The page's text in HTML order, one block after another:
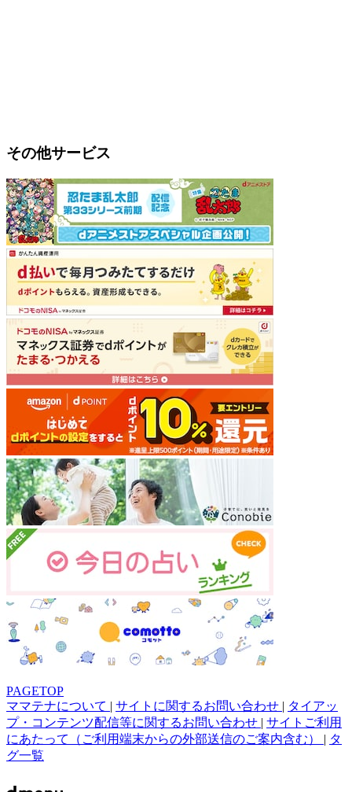
その他サービス
PAGETOP
ママテナについて | サイトに関するお問い合わせ | タイアッ
プ・コンテンツ配信等に関するお問い合わせ | サイトご利用
にあたって（ご利用端末からの外部送信のご案内含む） | タ
グ一覧